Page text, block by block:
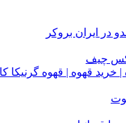
در ایران بروکر
چیف
| خرید قهوه | قهوه گرنیکا